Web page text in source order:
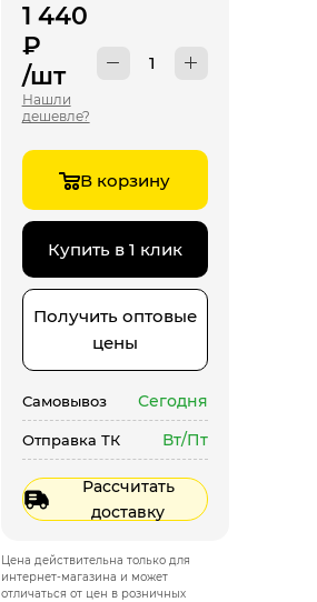
1 440
₽
/шт
Нашли
дешевле?
В корзину
Купить в 1 клик
Получить оптовые
цены
Самовывоз Сегодня
Отправка ТК Вт/Пт
Рассчитать
доставку
Цена действительна только для
интернет-магазина и может
отличаться от цен в розничных